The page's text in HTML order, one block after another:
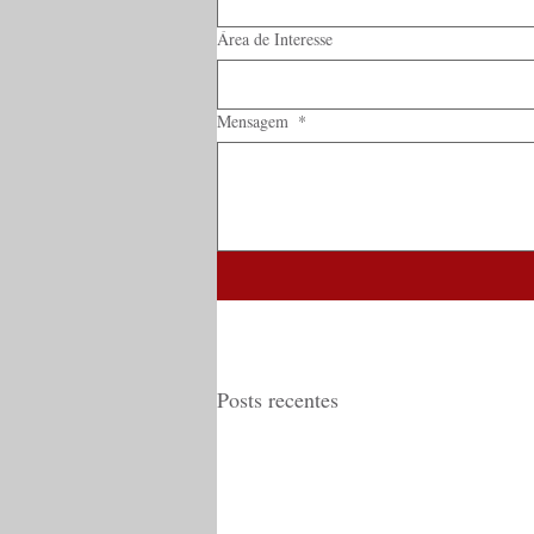
Área de Interesse
Mensagem *
Posts recentes